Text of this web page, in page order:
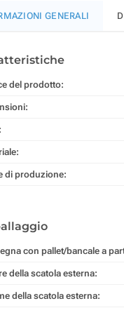
GENERALI
del prodotto:
di produzione:
con pallet/bancale a
della scatola esterna:
della scatola esterna: